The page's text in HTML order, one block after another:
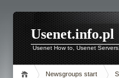
Usenet.info.pl
Usenet How to, Usenet
Newsgroups start